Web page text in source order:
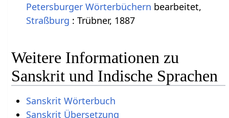
Petersburger Wörterbüchern bearbeitet,
Straßburg : Trübner, 1887
Weitere Informationen zu
Sanskrit und Indische Sprachen
Sanskrit Wörterbuch
Sanskrit Übersetzung